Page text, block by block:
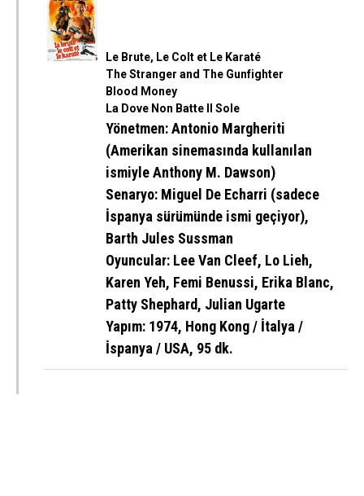
Le Brute, Le Colt et Le Karaté
The Stranger and The Gunfighter
Blood Money
La Dove Non Batte Il Sole
Yönetmen: Antonio Margheriti
(Amerikan sinemasında kullanılan
ismiyle Anthony M. Dawson)
Senaryo: Miguel De Echarri (sadece
İspanya sürümünde ismi geçiyor),
Barth Jules Sussman
Oyuncular: Lee Van Cleef, Lo Lieh,
Karen Yeh, Femi Benussi, Erika Blanc,
Patty Shephard, Julian Ugarte
Yapım: 1974, Hong Kong / İtalya /
İspanya / USA, 95 dk.